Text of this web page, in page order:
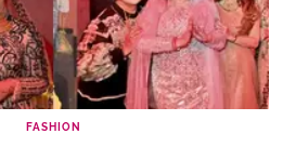
FASHION